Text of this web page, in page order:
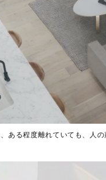
ある程度離れていても、人の